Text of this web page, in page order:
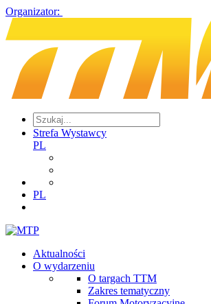
Organizator:
Strefa Wystawcy
PL
PL
Aktualności
O wydarzeniu
O targach TTM
Zakres tematyczny